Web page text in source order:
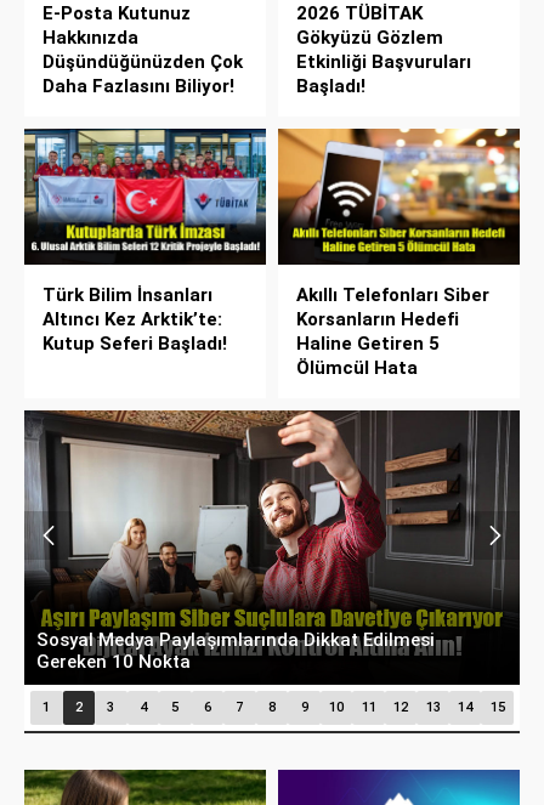
E-Posta Kutunuz
Hakkınızda
Düşündüğünüzden Çok
Daha Fazlasını Biliyor!
2026 TÜBİTAK
Gökyüzü Gözlem
Etkinliği Başvuruları
Başladı!
Türk Bilim İnsanları
Altıncı Kez Arktik’te:
Kutup Seferi Başladı!
Akıllı Telefonları Siber
Korsanların Hedefi
Haline Getiren 5
Ölümcül Hata
Dolandırıcıların Yeni Adresi Sosyal Medya: E-
postalar Geride Kaldı, Reklamlara Dikkat!
1 2 3 4 5 6 7 8 9 10 11 12 13 14 15